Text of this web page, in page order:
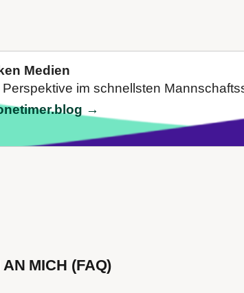
Medien
im schnellsten
→
MICH (FAQ)